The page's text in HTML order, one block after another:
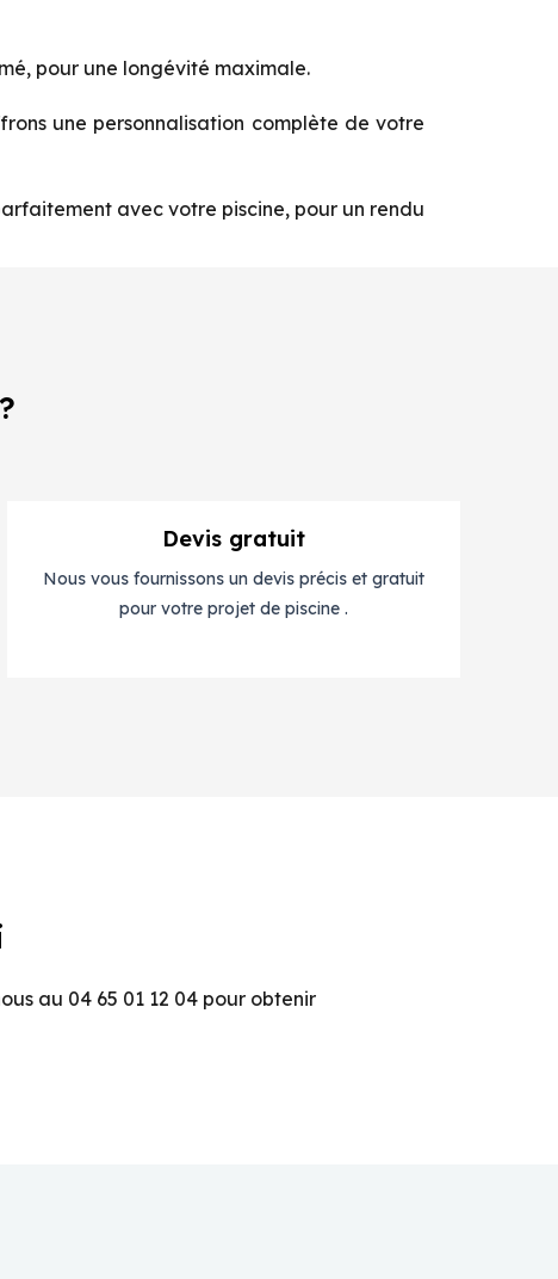
pour une longévité maximale.
une personnalisation complète de votre
avec votre piscine, pour un rendu
Devis gratuit
Nous vous fournissons un devis précis et gratuit
pour votre projet de piscine .
au 04 65 01 12 04 pour obtenir